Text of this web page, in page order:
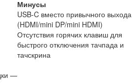
Минусы
USB-C вместо привычного выхода
(HDMI/mini DP/mini HDMI)
Отсутствия горячих клавиш для
быстрого отключения тачпада и
тачскрина
—